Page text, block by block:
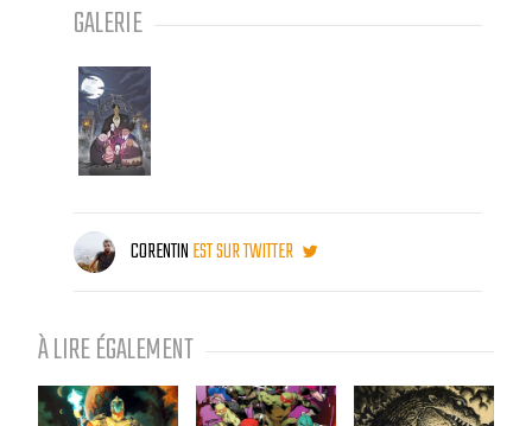
GALERIE
CORENTINEST SUR TWITTER
À LIRE ÉGALEMENT